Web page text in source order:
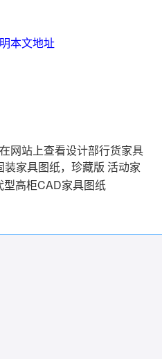
本文地址
网站上查看设计部行货家具
装家具图纸， 珍藏版 活动家